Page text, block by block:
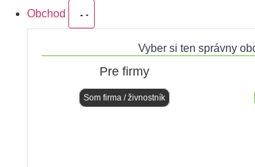
Obchod
Vyber si ten správny
Pre firmy
Som firma / živnostník